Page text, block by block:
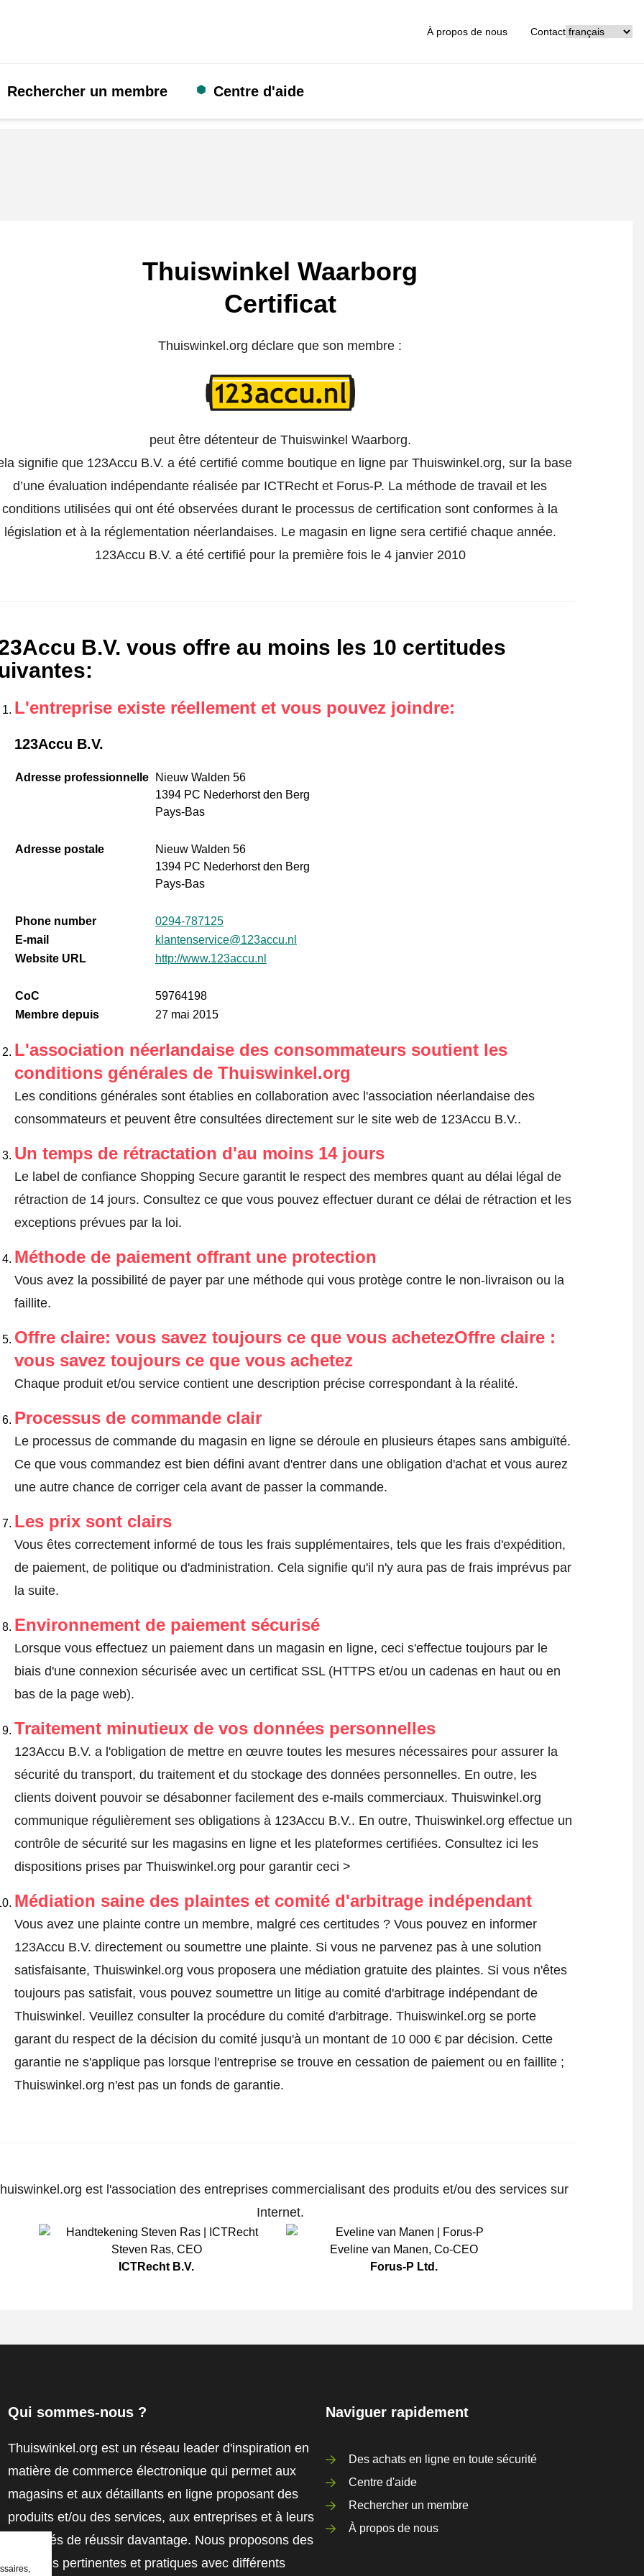
À propos de nous Contact
Rechercher un membre Centre d'aide
Thuiswinkel Waarborg
Certificat
Thuiswinkel.org déclare que son membre :
peut être détenteur de Thuiswinkel Waarborg.
signifie que 123Accu B.V. a été certifié comme boutique en ligne par Thuiswinkel.org, sur la base
d’une évaluation indépendante réalisée par ICTRecht et Forus-P. La méthode de travail et les
conditions utilisées qui ont été observées durant le processus de certification sont conformes à la
législation et à la réglementation néerlandaises. Le magasin en ligne sera certifié chaque année.
123Accu B.V. a été certifié pour la première fois le 4 janvier 2010
B.V. vous offre au moins les 10 certitudes
:
L'entreprise existe réellement et vous pouvez joindre:
123Accu B.V.
Adresse professionnelle
Nieuw Walden 56
1394 PC Nederhorst den Berg
Pays-Bas
Adresse postale
Nieuw Walden 56
1394 PC Nederhorst den Berg
Pays-Bas
Phone number
0294-787125
E-mail
klantenservice@123accu.nl
Website URL
http://www.123accu.nl
CoC
59764198
Membre depuis
27 mai 2015
L'association néerlandaise des consommateurs soutient les
conditions générales de Thuiswinkel.org
Les conditions générales sont établies en collaboration avec l'association néerlandaise des
consommateurs et peuvent être consultées directement sur le site web de 123Accu B.V..
Un temps de rétractation d'au moins 14 jours
Le label de confiance Shopping Secure garantit le respect des membres quant au délai légal de
rétraction de 14 jours. Consultez ce que vous pouvez effectuer durant ce délai de rétraction et les
exceptions prévues par la loi.
Méthode de paiement offrant une protection
Vous avez la possibilité de payer par une méthode qui vous protège contre le non-livraison ou la
faillite.
Offre claire: vous savez toujours ce que vous achetezOffre claire :
vous savez toujours ce que vous achetez
Chaque produit et/ou service contient une description précise correspondant à la réalité.
Processus de commande clair
Le processus de commande du magasin en ligne se déroule en plusieurs étapes sans ambiguïté.
Ce que vous commandez est bien défini avant d'entrer dans une obligation d'achat et vous aurez
une autre chance de corriger cela avant de passer la commande.
Les prix sont clairs
Vous êtes correctement informé de tous les frais supplémentaires, tels que les frais d'expédition,
de paiement, de politique ou d'administration. Cela signifie qu'il n'y aura pas de frais imprévus par
la suite.
Environnement de paiement sécurisé
Lorsque vous effectuez un paiement dans un magasin en ligne, ceci s'effectue toujours par le
biais d'une connexion sécurisée avec un certificat SSL (HTTPS et/ou un cadenas en haut ou en
bas de la page web).
Traitement minutieux de vos données personnelles
123Accu B.V. a l'obligation de mettre en œuvre toutes les mesures nécessaires pour assurer la
sécurité du transport, du traitement et du stockage des données personnelles. En outre, les
clients doivent pouvoir se désabonner facilement des e-mails commerciaux. Thuiswinkel.org
communique régulièrement ses obligations à 123Accu B.V.. En outre, Thuiswinkel.org effectue un
contrôle de sécurité sur les magasins en ligne et les plateformes certifiées. Consultez ici les
dispositions prises par Thuiswinkel.org pour garantir ceci >
Médiation saine des plaintes et comité d'arbitrage indépendant
Vous avez une plainte contre un membre, malgré ces certitudes ? Vous pouvez en informer
123Accu B.V. directement ou soumettre une plainte. Si vous ne parvenez pas à une solution
satisfaisante, Thuiswinkel.org vous proposera une médiation gratuite des plaintes. Si vous n'êtes
toujours pas satisfait, vous pouvez soumettre un litige au comité d'arbitrage indépendant de
Thuiswinkel. Veuillez consulter la procédure du comité d'arbitrage. Thuiswinkel.org se porte
garant du respect de la décision du comité jusqu'à un montant de 10 000 € par décision. Cette
garantie ne s'applique pas lorsque l'entreprise se trouve en cessation de paiement ou en faillite ;
Thuiswinkel.org n'est pas un fonds de garantie.
est l'association des entreprises commercialisant des produits et/ou des services sur
Internet.
Steven Ras, CEO
ICTRecht B.V.
Eveline van Manen, Co-CEO
Forus-P Ltd.
Qui sommes-nous ?
Thuiswinkel.org est un réseau leader d'inspiration en
matière de commerce électronique qui permet aux
magasins et aux détaillants en ligne proposant des
produits et/ou des services, aux entreprises et à leurs
employés de réussir davantage. Nous proposons des
solutions pertinentes et pratiques avec différents
Naviguer rapidement
Des achats en ligne en toute sécurité
Centre d'aide
Rechercher un membre
À propos de nous